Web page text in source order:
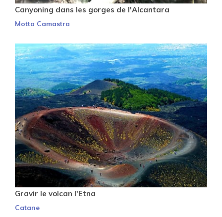
Canyoning dans les gorges de l'Alcantara
Motta Camastra
Gravir le volcan l'Etna
Catane